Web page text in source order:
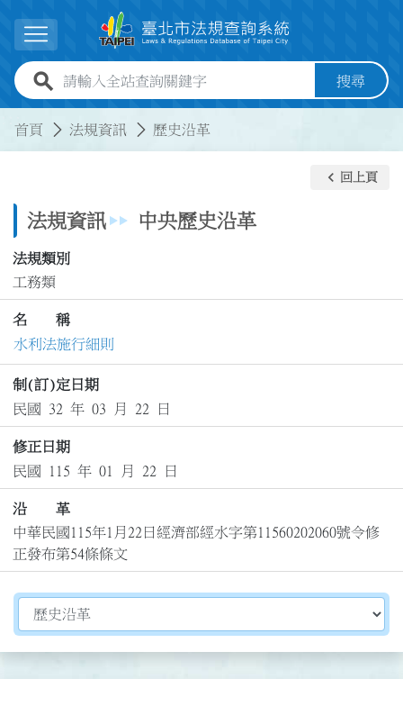
展開選單
全站查詢關鍵字欄位 搜尋
首頁 法規資訊 歷史沿革
法規資訊 中央歷史沿革
keyboard_arrow_left 回上頁
法規類別
工務類
名 稱
水利法施行細則
制(訂)定日期
民國 32 年 03 月 22 日
修正日期
民國 115 年 01 月 22 日
沿 革
中華民國115年1月22日經濟部經水字第11560202060號令修
正發布第54條條文
切換選擇法規資訊內容